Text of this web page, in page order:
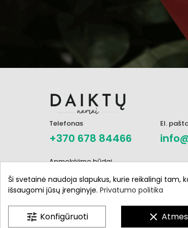
Telefonas
+370 678 84466
El.
Apmokėjimo būdai
Ši svetainė naudoja slapukus, kurie reikalingi tam,
išsaugomi jūsų įrenginyje. Privatumo politika
tune Konfigūruoti clear